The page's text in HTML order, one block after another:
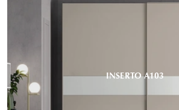
INSERTO A103